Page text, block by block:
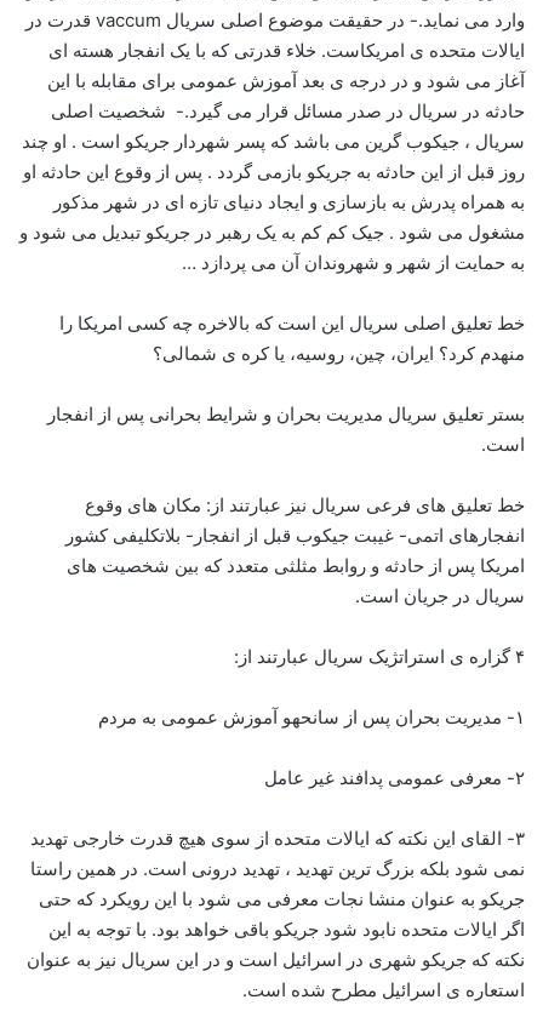
وارد می نماید.- در حقیقت موضوع اصلی سریال vaccum قدرت در
ایالات متحده ی امریکاست. خلاء قدرتی که با یک انفجار هسته ای
آغاز می شود و در درجه ی بعد آموزش عمومی برای مقابله با این
حادثه در سریال در صدر مسائل قرار می گیرد.- شخصیت اصلی
سریال ، جیکوب گرین می باشد که پسر شهردار جریکو است . او چند
روز قبل از این حادثه به جریکو بازمی گردد . پس از وقوع این حادثه او
به همراه پدرش به بازسازی و ایجاد دنیای تازه ای در شهر مذکور
مشغول می شود . جیک کم کم به یک رهبر در جریکو تبدیل می شود و
به حمایت از شهر و شهروندان آن می پردازد …
خط تعلیق اصلی سریال این است که بالاخره چه کسی امریکا را
منهدم کرد؟ ایران، چین، روسیه، یا کره ی شمالی؟
بستر تعلیق سریال مدیریت بحران و شرایط بحرانی پس از انفجار
است.
خط تعلیق های فرعی سریال نیز عبارتند از: مکان های وقوع
انفجارهای اتمی- غیبت جیکوب قبل از انفجار- بلاتکلیفی کشور
امریکا پس از حادثه و روابط مثلثی متعدد که بین شخصیت های
سریال در جریان است.
۴ گزاره ی استراتژیک سریال عبارتند از:
۱- مدیریت بحران پس از سانحهو آموزش عمومی به مردم
۲- معرفی عمومی پدافند غیر عامل
۳- القای این نکته که ایالات متحده از سوی هیچ قدرت خارجی تهدید
نمی شود بلکه بزرگ ترین تهدید ، تهدید درونی است. در همین راستا
جریکو به عنوان منشا نجات معرفی می شود با این رویکرد که حتی
اگر ایالات متحده نابود شود جریکو باقی خواهد بود. با توجه به این
نکته که جریکو شهری در اسرائیل است و در این سریال نیز به عنوان
استعاره ی اسرائیل مطرح شده است.